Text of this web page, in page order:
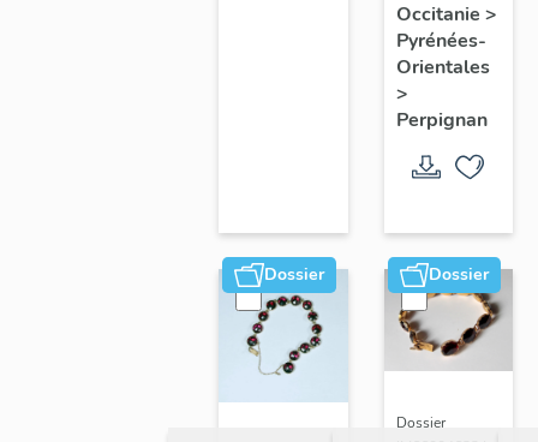
rosace
grenats
et
turquoises
Occitanie >
Pyrénées-
Orientales
>
Perpignan
Dossier Dossier
Dossier